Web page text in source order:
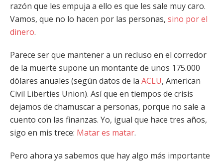
razón que les empuja a ello es que les sale muy caro.
Vamos, que no lo hacen por las personas, sino por el
dinero.
Parece ser que mantener a un recluso en el corredor
de la muerte supone un montante de unos 175.000
dólares anuales (según datos de la ACLU, American
Civil Liberties Union). Así que en tiempos de crisis
dejamos de chamuscar a personas, porque no sale a
cuento con las finanzas. Yo, igual que hace tres años,
sigo en mis trece: Matar es matar.
Pero ahora ya sabemos que hay algo más importante